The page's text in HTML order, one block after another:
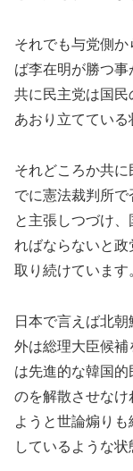
それでも与党側
ば李在明が勝つ事
共に民主党は国
あおり立てている
それどころか共
でに憲法裁判所で
と主張しつづけ
ればならないと
取り続けています
日本で言えば北
外は総理大臣候
は先進的な韓国
のを解散させな
ようと世論煽り
しているような状